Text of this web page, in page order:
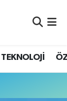
TEKNOLOJİ